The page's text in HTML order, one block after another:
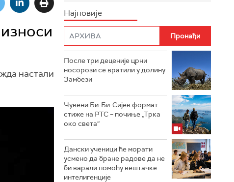
настали
Најновије
После три деценије црни
носорози се вратили у долину
Замбези
Чувени Би-Би-Сијев формат
стиже на РТС – почиње „Трка
око света“
Дански ученици ће морати
усмено да бране радове да не
би варали помоћу вештачке
интелигенције